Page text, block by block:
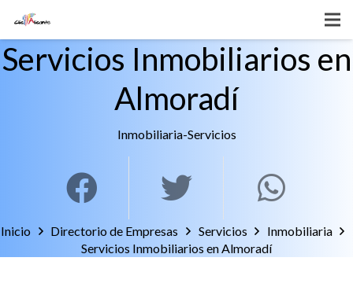
Servicios Inmobiliarios en
Almoradí
Inmobiliaria-Servicios
Inicio Directorio de Empresas Servicios
Inmobiliaria
Servicios Inmobiliarios en Almoradí